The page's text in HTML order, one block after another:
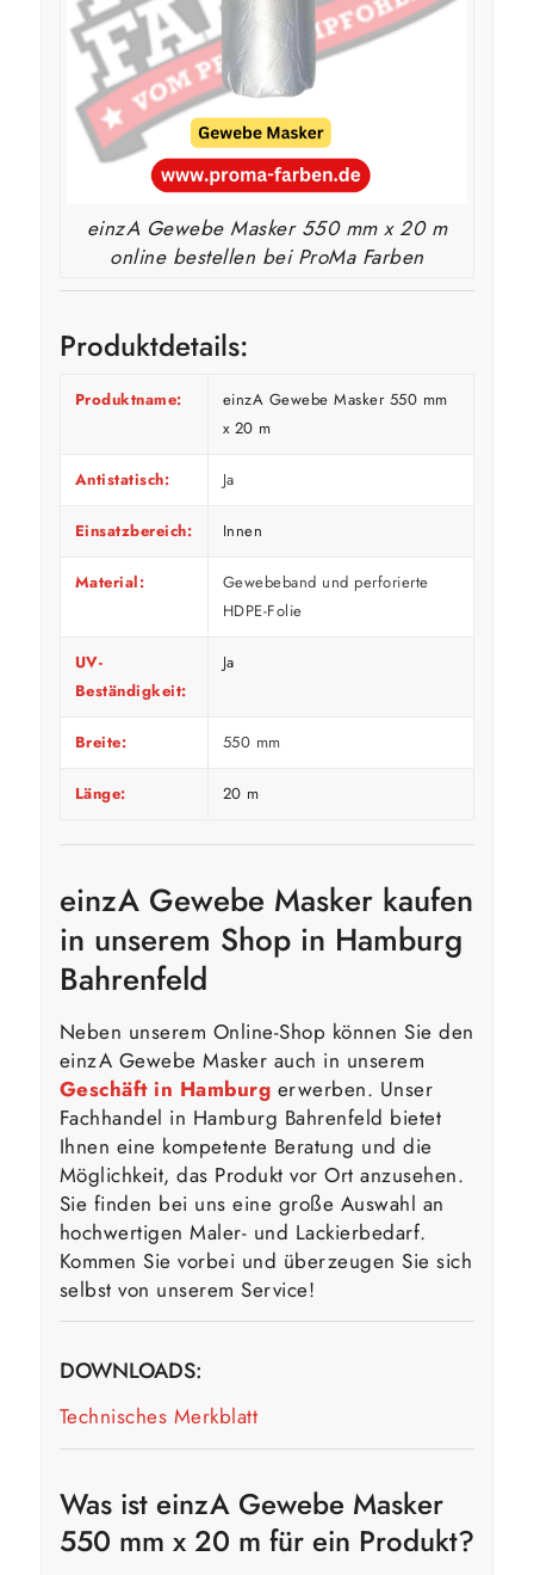
einzA Gewebe Masker 550 mm x 20 m
online bestellen bei ProMa Farben
Produktdetails:
Produktname:
einzA Gewebe Masker 550 mm
x 20 m
Antistatisch: Ja
Einsatzbereich: Innen
Material:
Gewebeband und perforierte
HDPE-Folie
UV-
Beständigkeit:
Ja
Breite: 550 mm
Länge: 20 m
einzA Gewebe Masker kaufen
in unserem Shop in Hamburg
Bahrenfeld
Neben unserem Online-Shop können Sie den
einzA Gewebe Masker auch in unserem
Geschäft in Hamburg erwerben. Unser
Fachhandel in Hamburg Bahrenfeld bietet
Ihnen eine kompetente Beratung und die
Möglichkeit, das Produkt vor Ort anzusehen.
Sie finden bei uns eine große Auswahl an
hochwertigen Maler- und Lackierbedarf.
Kommen Sie vorbei und überzeugen Sie sich
selbst von unserem Service!
DOWNLOADS:
Technisches Merkblatt
Was ist einzA Gewebe Masker
550 mm x 20 m für ein Produkt?